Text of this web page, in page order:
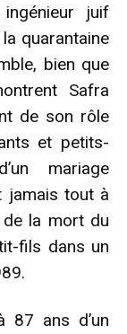
juif
quarantaine
bien que
Safra
de son rôle
et petits-
mariage
jamais tout à
la mort du
fils dans un
87 ans d’un